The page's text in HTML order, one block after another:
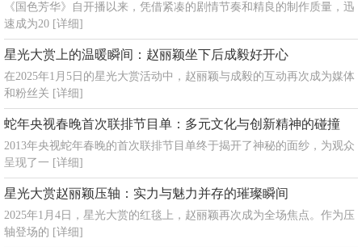
《国色芳华》自开播以来，凭借紧凑的剧情节奏和精良的制作质量，迅
速成为20 [详细]
星光大赏上的温暖瞬间：赵丽颖坐下后成毅好开心
在2025年1月5日的星光大赏活动中，赵丽颖与成毅的互动再次成为媒体
和粉丝关 [详细]
蛇年央视春晚首次联排节目单：多元文化与创新精神的碰撞
2013年央视蛇年春晚的首次联排节目单终于揭开了神秘的面纱，为观众
呈现了一 [详细]
星光大赏赵丽颖压轴：实力与魅力并存的璀璨瞬间
2025年1月4日，星光大赏的红毯上，赵丽颖再次成为全场焦点。作为压
轴登场的 [详细]